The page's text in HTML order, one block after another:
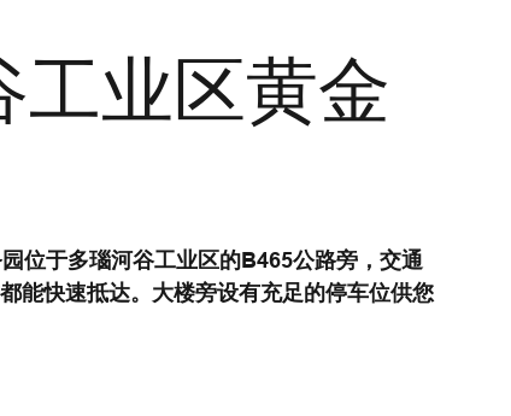
工业区黄金
位于多瑙河谷工业区的B465公路旁，交通
能快速抵达。大楼旁设有充足的停车位供您